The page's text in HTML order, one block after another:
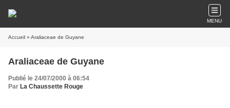
MENU
Accueil » Araliaceae de Guyane
Araliaceae de Guyane
Publié le 24/07/2000 à 06:54
Par La Chaussette Rouge